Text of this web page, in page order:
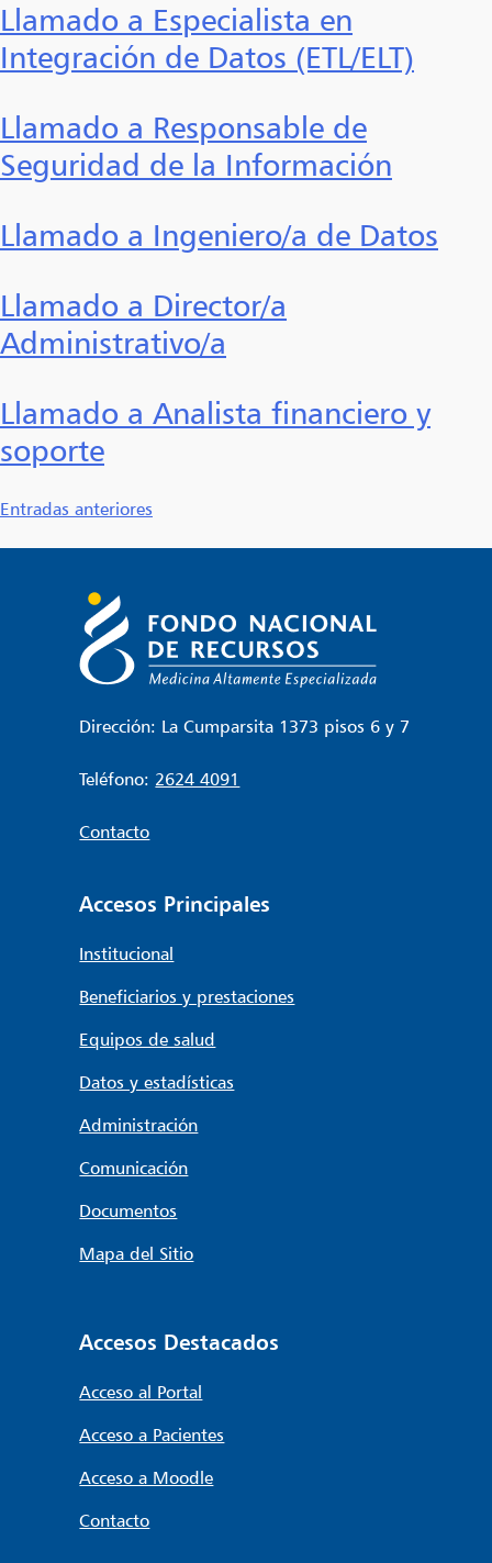
Llamado a Especialista en
Integración de Datos (ETL/ELT)
Llamado a Responsable de
Seguridad de la Información
Llamado a Ingeniero/a de Datos
Llamado a Director/a
Administrativo/a
Llamado a Analista financiero y
soporte
Navegación
de
entradas
Entradas anteriores
Dirección: La Cumparsita 1373 pisos 6 y 7
Teléfono: 2624 4091
Contacto
Accesos Principales
Institucional
Beneficiarios y prestaciones
Equipos de salud
Datos y estadísticas
Administración
Comunicación
Documentos
Mapa del Sitio
Accesos Destacados
Acceso al Portal
Acceso a Pacientes
Acceso a Moodle
Contacto